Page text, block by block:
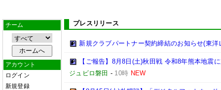
チーム
アカウント
ログイン
新規登録
プレスリリース
新規クラブパートナー契約締結のお知らせ(東洋
【ご報告】8月8日(土)秋田戦 令和8年熊本地震
ジュビロ磐田 - 10時 NEW